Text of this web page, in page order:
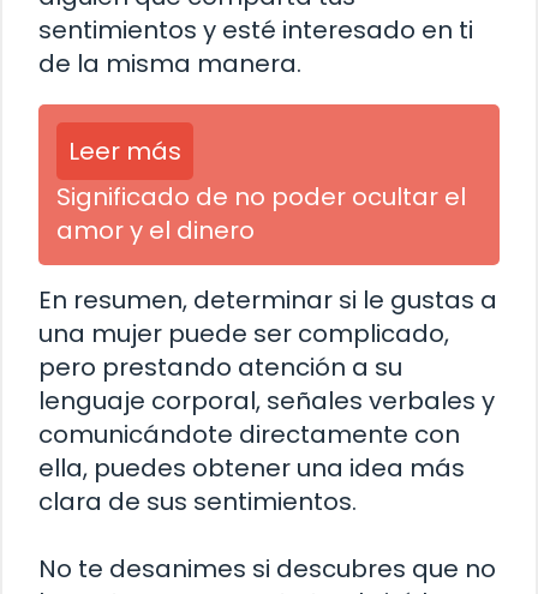
sentimientos y esté interesado en ti
de la misma manera.
Leer más
Significado de no poder ocultar el
amor y el dinero
En resumen, determinar si le gustas a
una mujer puede ser complicado,
pero prestando atención a su
lenguaje corporal, señales verbales y
comunicándote directamente con
ella, puedes obtener una idea más
clara de sus sentimientos.
No te desanimes si descubres que no